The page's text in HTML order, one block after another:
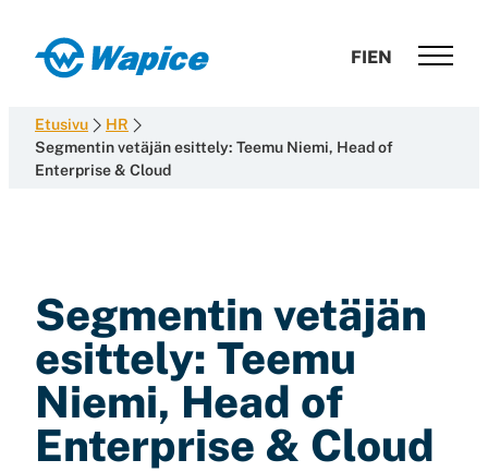
suoraan
sisältöön
Wapice
development
with
end-
FIEN
Etusivu
HR
Segmentin vetäjän esittely: Teemu Niemi, Head of
Enterprise & Cloud
Segmentin vetäjän
esittely: Teemu
Niemi, Head of
Enterprise & Cloud